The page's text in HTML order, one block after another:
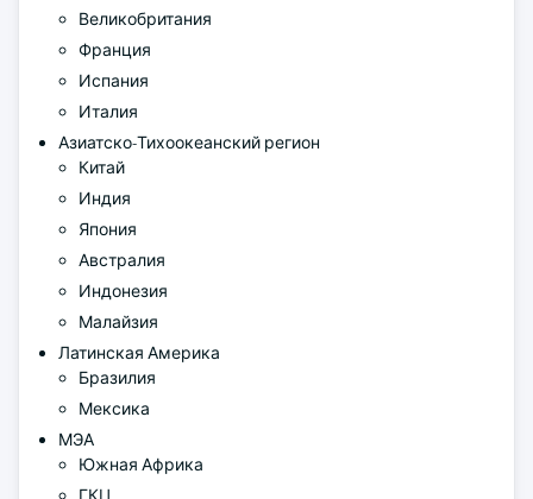
Великобритания
Франция
Испания
Италия
Азиатско-Тихоокеанский регион
Китай
Индия
Япония
Австралия
Индонезия
Малайзия
Латинская Америка
Бразилия
Мексика
МЭА
Южная Африка